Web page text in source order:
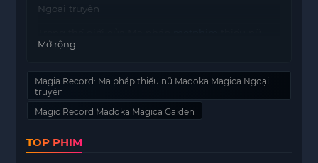
Ngoại truyện
các cô gái trẻ tuổi phải chiến đấu trong âm thầm
nhiên, Tamaki Iroha, một trong số đó, lại không
nhớ nổi điều ước của mình là gì. Ngày qua ngày,
cô mạo hiểm và đối mặt với những thử thách mà
Mở rộng...
Magia Record: Ma pháp thiếu nữ Madoka Magica Ngoại
truyện
Magic Record Madoka Magica Gaiden
TOP PHIM